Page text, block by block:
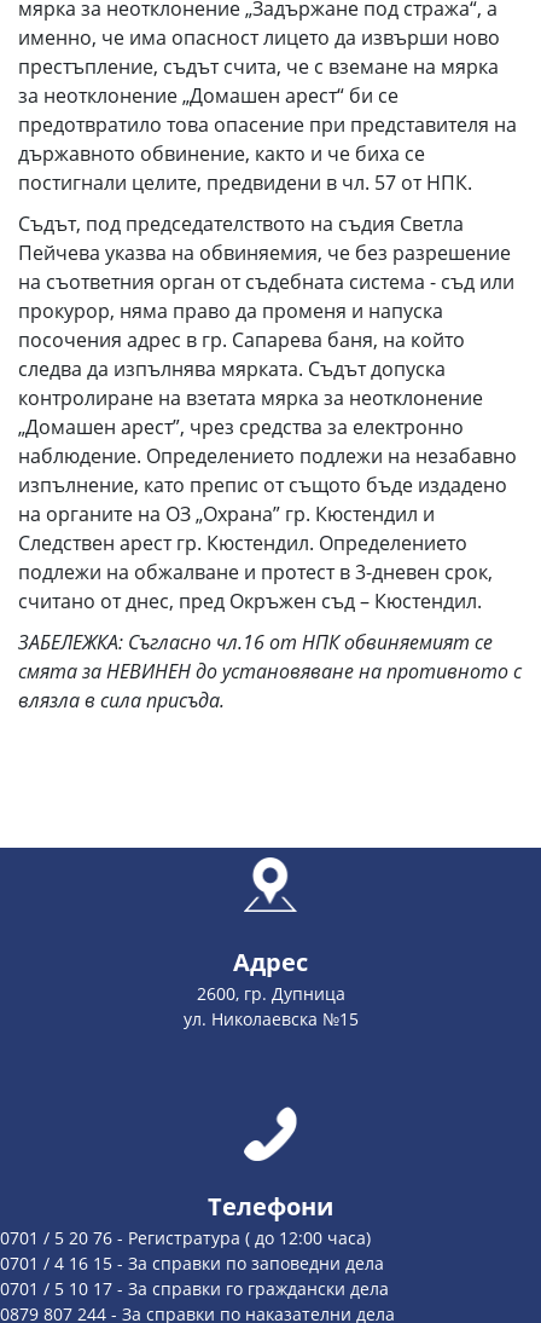
мярка за неотклонение „Задържане под стража“, а
именно, че има опасност лицето да извърши ново
престъпление, съдът счита, че с вземане на мярка
за неотклонение „Домашен арест“ би се
предотвратило това опасение при представителя на
държавното обвинение, както и че биха се
постигнали целите, предвидени в чл. 57 от НПК.
Съдът, под председателството на съдия Светла
Пейчева указва на обвиняемия, че без разрешение
на съответния орган от съдебната система - съд или
прокурор, няма право да променя и напуска
посочения адрес в гр. Сапарева баня, на който
следва да изпълнява мярката. Съдът допуска
контролиране на взетата мярка за неотклонение
„Домашен арест”, чрез средства за електронно
наблюдение. Определението подлежи на незабавно
изпълнение, като препис от същото бъде издадено
на органите на ОЗ „Охрана” гр. Кюстендил и
Следствен арест гр. Кюстендил. Определението
подлежи на обжалване и протест в 3-дневен срок,
считано от днес, пред Окръжен съд – Кюстендил.
ЗАБЕЛЕЖКА: Съгласно чл.16 от НПК обвиняемият се
смята за НЕВИНЕН до установяване на противното с
влязла в сила присъда.
Адрес
2600, гр. Дупница
ул. Николаевска №15
Телефони
0701 / 5 20 76 - Регистратура ( до 12:00 часа)
0701 / 4 16 15 - За справки по заповедни дела
0701 / 5 10 17 - За справки го граждански дела
0879 807 244 - За справки по наказателни дела